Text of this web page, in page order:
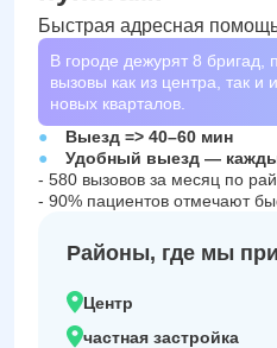
Быстрая адресная
В городе дежурят 8 бригад,
вызовы как из центра, так и
новых кварталов.
Выезд => 40–60 мин
Удобный выезд —
- 580 вызовов за месяц по
- 90% пациентов отмечают
Районы, где мы
Центр
частная застройка